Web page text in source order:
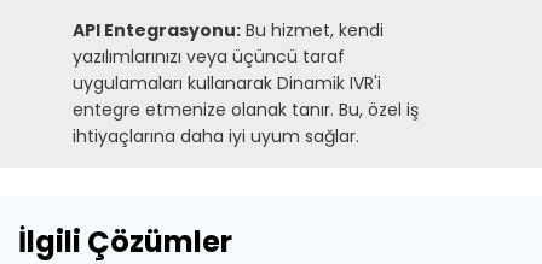
API Entegrasyonu: Bu hizmet, kendi
yazılımlarınızı veya üçüncü taraf
uygulamaları kullanarak Dinamik IVR'i
entegre etmenize olanak tanır. Bu, özel iş
ihtiyaçlarına daha iyi uyum sağlar.
İlgili Çözümler